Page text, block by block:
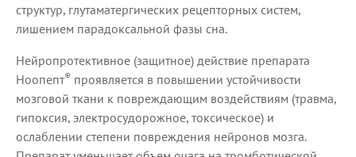
структур, глутаматергических рецепторных систем,
лишением парадоксальной фазы сна.
Нейропротективное (защитное) действие препарата
Ноопепт® проявляется в повышении устойчивости
мозговой ткани к повреждающим воздействиям (травма,
гипоксия, электросудорожное, токсическое) и
ослаблении степени повреждения нейронов мозга.